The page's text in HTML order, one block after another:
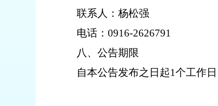
联系人：杨松强
电话： 0916-2626791
八、公告期限
自本公告发布之日起1个工作日